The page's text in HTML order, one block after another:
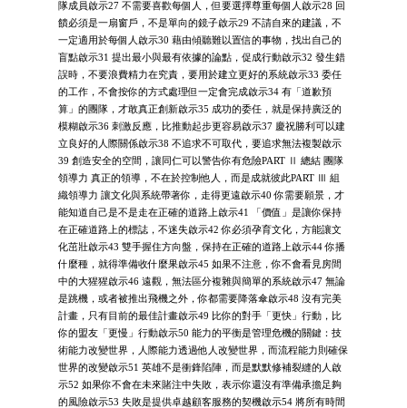
隊成員啟示27 不需要喜歡每個人，但要選擇尊重每個人啟示28 回
饋必須是一扇窗戶，不是單向的鏡子啟示29 不請自來的建議，不
一定適用於每個人啟示30 藉由傾聽難以置信的事物，找出自己的
盲點啟示31 提出最小與最有依據的論點，促成行動啟示32 發生錯
誤時，不要浪費精力在究責，要用於建立更好的系統啟示33 委任
的工作，不會按你的方式處理但一定會完成啟示34 有「道歉預
算」的團隊，才敢真正創新啟示35 成功的委任，就是保持廣泛的
模糊啟示36 刺激反應，比推動起步更容易啟示37 慶祝勝利可以建
立良好的人際關係啟示38 不追求不可取代，要追求無法複製啟示
39 創造安全的空間，讓同仁可以警告你有危險PART Ⅱ 總結 團隊
領導力 真正的領導，不在於控制他人，而是成就彼此PART Ⅲ 組
織領導力 讓文化與系統帶著你，走得更遠啟示40 你需要願景，才
能知道自己是不是走在正確的道路上啟示41 「價值」是讓你保持
在正確道路上的標誌，不迷失啟示42 你必須孕育文化，方能讓文
化茁壯啟示43 雙手握住方向盤，保持在正確的道路上啟示44 你播
什麼種，就得準備收什麼果啟示45 如果不注意，你不會看見房間
中的大猩猩啟示46 遠觀，無法區分複雜與簡單的系統啟示47 無論
是跳機，或者被推出飛機之外，你都需要降落傘啟示48 沒有完美
計畫，只有目前的最佳計畫啟示49 比你的對手「更快」行動，比
你的盟友「更慢」行動啟示50 能力的平衡是管理危機的關鍵：技
術能力改變世界，人際能力透過他人改變世界，而流程能力則確保
世界的改變啟示51 英雄不是衝鋒陷陣，而是默默修補裂縫的人啟
示52 如果你不會在未來賭注中失敗，表示你還沒有準備承擔足夠
的風險啟示53 失敗是提供卓越顧客服務的契機啟示54 將所有時間